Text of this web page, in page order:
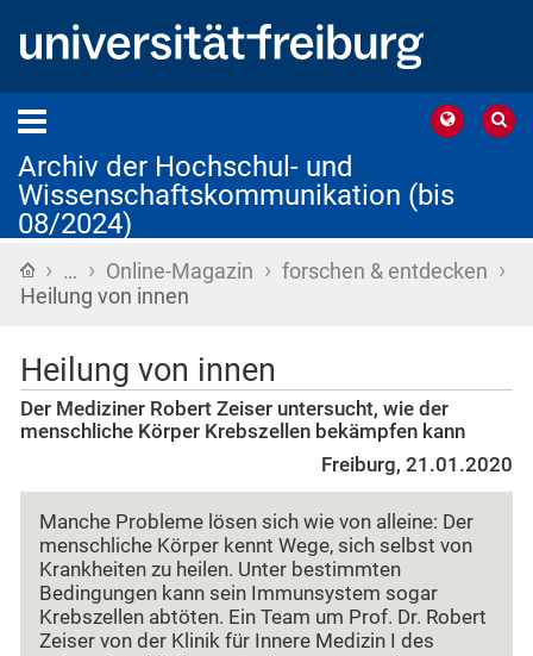
Archiv der Hochschul- und
Wissenschaftskommunikation (bis
08/2024)
Startseite
› … › Online-Magazin › forschen & entdecken ›
Heilung von innen
Heilung von innen
Der Mediziner Robert Zeiser untersucht, wie der
menschliche Körper Krebszellen bekämpfen kann
Freiburg, 21.01.2020
Manche Probleme lösen sich wie von alleine: Der
menschliche Körper kennt Wege, sich selbst von
Krankheiten zu heilen. Unter bestimmten
Bedingungen kann sein Immunsystem sogar
Krebszellen abtöten. Ein Team um Prof. Dr. Robert
Zeiser von der Klinik für Innere Medizin I des